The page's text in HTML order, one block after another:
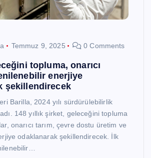
Temmuz 9, 2025 0 Comments
topluma, onarıcı
enerjiye
şekillendirecek
Barilla, 2024 yılı sürdürülebilirlik
148 yıllık şirket, geleceğini topluma
onarıcı tarım, çevre dostu üretim ve
odaklanarak şekillendirecek. İlk